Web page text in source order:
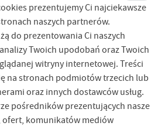
prezentujemy Ci najciekawsze
naszych partnerów.
do prezentowania Ci naszych
Twoich upodobań oraz Twoich
witryny internetowej. Treści
na stronach podmiotów trzecich lub
oraz innych dostawców usług.
pośredników prezentujących nasze
ofert, komunikatów mediów